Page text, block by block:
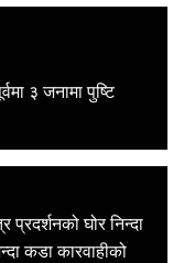
३ जनामा पुष्टि
घोर निन्दा
कडा कारवाहीको